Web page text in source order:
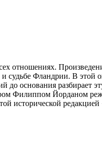
отношениях.
Фландрии. В этой
основания разбирает
Филиппом Йорданом
исторической